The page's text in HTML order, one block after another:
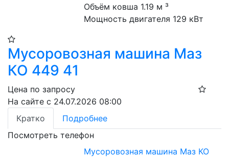
Объём ковша 1.19 м ³
Мощность двигателя 129 кВт
Мусоровозная машина Маз
КО 449 41
Цена по запросу
На сайте с 24.07.2026 08:00
Кратко
Подробнее
Посмотреть телефон
Мусоровозная машина Маз КО